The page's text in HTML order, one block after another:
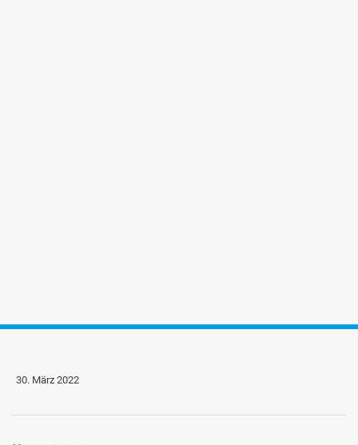
30. März 2022